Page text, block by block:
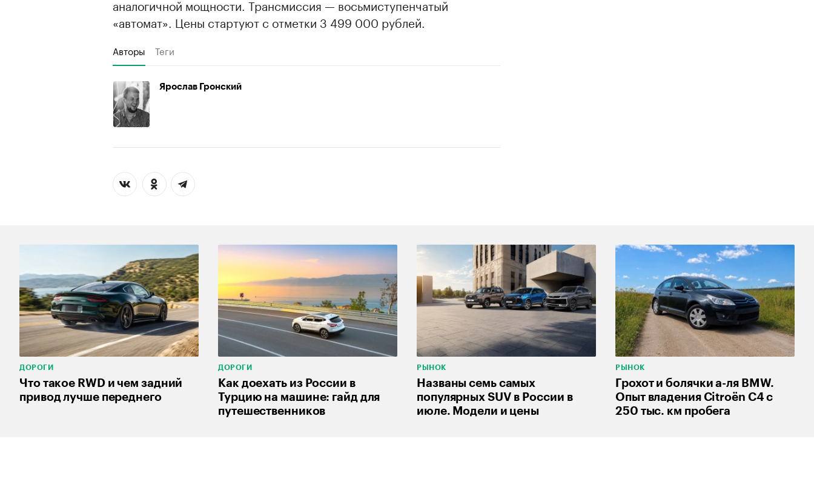
аналогичной мощности. Трансмиссия — восьмиступенчатый
«автомат». Цены стартуют с отметки 3 499 000 рублей.
Авторы Теги
Ярослав Гронский
ДОРОГИ
Что такое RWD и чем задний
привод лучше переднего
ДОРОГИ
Как доехать из России в
Турцию на машине: гайд для
путешественников
РЫНОК
Названы семь самых
популярных SUV в России в
июле. Модели и цены
РЫНОК
Грохот и болячки а-ля BMW.
Опыт владения Citroёn C4 с
250 тыс. км пробега